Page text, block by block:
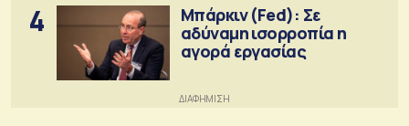
4
Μπάρκιν (Fed): Σε
αδύναμη ισορροπία η
αγορά εργασίας